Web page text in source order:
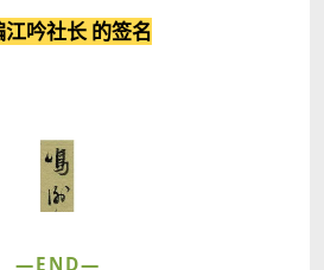
江吟社长的签名
—END—